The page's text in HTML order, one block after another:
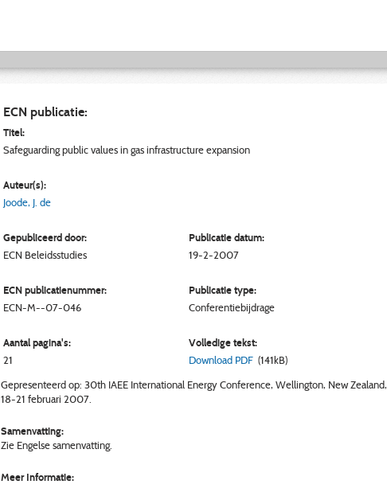
ECN publicatie:
Titel:
Safeguarding public values in gas infrastructure expansion
Auteur(s):
Joode, J. de
Gepubliceerd door:
Publicatie datum:
ECN Beleidsstudies 19-2-2007
ECN publicatienummer:
Publicatie type:
ECN-M--07-046
Conferentiebijdrage
Aantal pagina's:
Volledige tekst:
21
Download PDF (141kB)
Gepresenteerd op: 30th IAEE International Energy Conference, Wellington, New Zealand,
18-21 februari 2007.
Samenvatting:
Zie Engelse samenvatting.
Meer Informatie: